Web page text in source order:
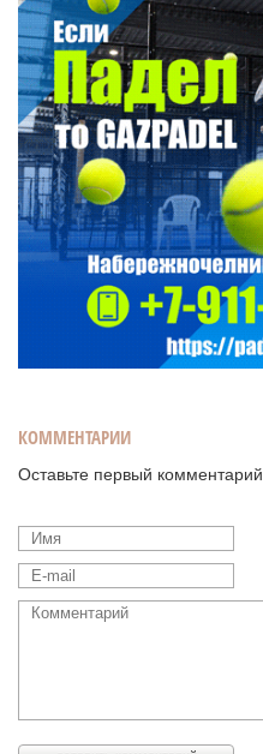
КОММЕНТАРИИ
Оставьте первый комментарий